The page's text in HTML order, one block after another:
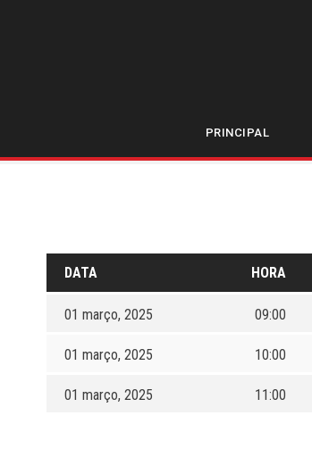
PRINCIPAL
DATA HORA
01 março, 2025 09:00
01 março, 2025 10:00
01 março, 2025 11:00